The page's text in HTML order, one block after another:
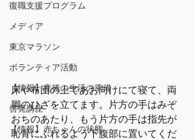
復職支援プログラム
メディア
東京マラソン
ボランティア活動
【情報】産後の生活の準備
啓発講座
【情報】赤ちゃんの状態
床や布団の上であお向けにて寝て、両
脚のひざを立てます。片方の手はみぞ
おちのあたり、もう片方の手は指先が
恥骨にふれるよう下腹部に置いてくだ